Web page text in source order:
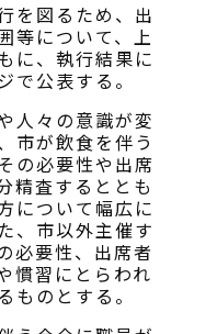
を図るため、出
等について、上
に、執行結果に
で公表する。
人々の意識が変
市が飲食を伴う
の必要性や出席
精査するととも
について幅広に
、市以外主催す
必要性、出席者
慣習にとらわれ
ものとする。